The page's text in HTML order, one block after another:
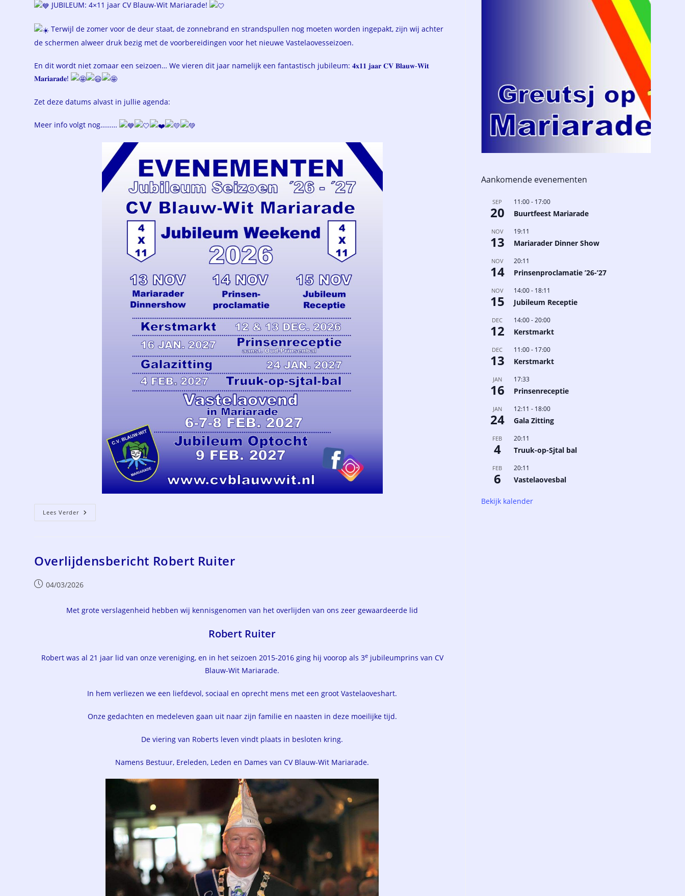
JUBILEUM: 4×11 jaar CV Blauw-Wit Mariarade!
Terwijl de zomer voor de deur staat, de zonnebrand en strandspullen nog moeten worden ingepakt, zijn wij achter
de schermen alweer druk bezig met de voorbereidingen voor het nieuwe Vastelaovesseizoen.
En dit wordt niet zomaar een seizoen… We vieren dit jaar namelijk een fantastisch jubileum: 𝟒𝐱𝟏𝟏 𝐣𝐚𝐚𝐫 𝐂𝐕 𝐁𝐥𝐚𝐮𝐰-𝐖𝐢𝐭
𝐌𝐚𝐫𝐢𝐚𝐫𝐚𝐝𝐞!
Zet deze datums alvast in jullie agenda:
Meer info volgt nog………
Lees VerderJubileum
4×11
Overlijdensbericht Robert Ruiter
Bericht04/03/2026
Met grote verslagenheid hebben wij kennisgenomen van het overlijden van ons zeer gewaardeerde lid
Robert Ruiter
Robert was al 21 jaar lid van onze vereniging, en in het seizoen 2015-2016 ging hij voorop als 3ejubileumprins van CV
Blauw-Wit Mariarade.
In hem verliezen we een liefdevol, sociaal en oprecht mens met een groot Vastelaoveshart.
Onze gedachten en medeleven gaan uit naar zijn familie en naasten in deze moeilijke tijd.
De viering van Roberts leven vindt plaats in besloten kring.
Namens Bestuur, Ereleden, Leden en Dames van CV Blauw-Wit Mariarade.
Aankomende evenementen
SEP
20
11:00- 17:00
Buurtfeest Mariarade
NOV
13
19:11
Mariarader Dinner Show
NOV
14
20:11
Prinsenproclamatie ’26-’27
NOV
15
14:00- 18:11
Jubileum Receptie
DEC
12
14:00-20:00
Kerstmarkt
DEC
13
11:00- 17:00
Kerstmarkt
JAN
16
17:33
Prinsenreceptie
JAN
24
12:11 - 18:00
Gala Zitting
FEB
4
20:11
Truuk-op-Sjtal bal
FEB
6
20:11
Vastelaovesbal
Bekijk kalender